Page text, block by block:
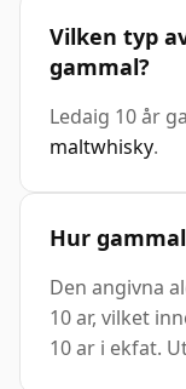
Vilken typ
gammal?
Ledaig 10 år
maltwhisky.
Hur
Den angivna
10 ar, vilket
10 ar i ekfat.